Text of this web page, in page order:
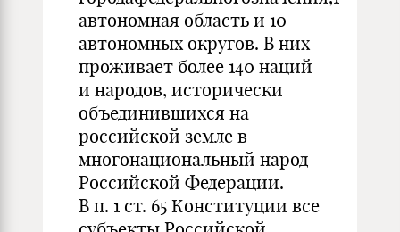
автономная область и 10
автономных округов. В них
проживает более 140 наций
и народов, исторически
объединившихся на
российской земле в
многонациональный народ
Российской Федерации.
В п. 1 ст. 65 Конституции все